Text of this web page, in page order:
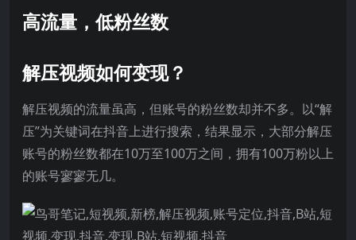
高流量，低粉丝数
解压视频如何变现？
解压视频的流量虽高，但账号的粉丝数却并不多。以“解
压”为关键词在抖音上进行搜索，结果显示，大部分解压
账号的粉丝数都在10万至100万之间，拥有100万粉以上
的账号寥寥无几。